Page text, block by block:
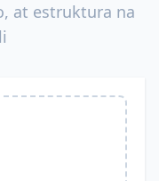
at estruktura na